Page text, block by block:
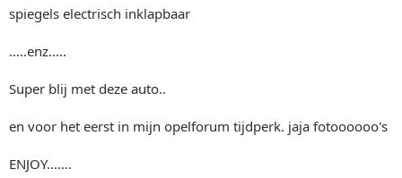
spiegels electrisch inklapbaar
.....enz.....
Super blij met deze auto..
en voor het eerst in mijn opelforum tijdperk. jaja fotoooooo's
ENJOY.......